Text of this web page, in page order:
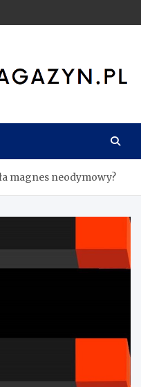
magnes neodymowy?